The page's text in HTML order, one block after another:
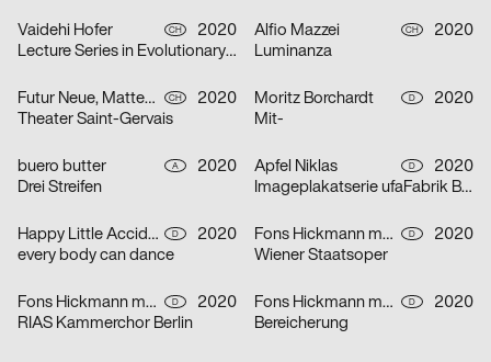
Vaidehi Hofer CH
2020
Lecture Series in Evolutionary Ecology
Alfio Mazzei CH
2020
Luminanza
Futur Neue, Matteo Venet CH
2020
Theater Saint-Gervais
Moritz Borchardt D
2020
Mit-
buero butter A
2020
Drei Streifen
Apfel Niklas D
2020
Imageplakatserie ufaFabrik Berlin
Happy Little Accidents D
2020
every body can dance
Fons Hickmann m23 D
2020
Wiener Staatsoper
Fons Hickmann m23 D
2020
RIAS Kammerchor Berlin
Fons Hickmann m23 D
2020
Bereicherung